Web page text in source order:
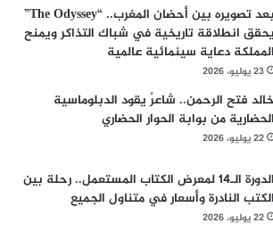
بعد تصويره بين أحضان المغرب.. “The Odyssey”
يحقق انطلاقة تاريخية في شباك التذاكر ويمنح
المملكة دعاية سينمائية عالمية
23 يوليو، 2026
خالد فتح الرحمن.. شاعرٌ يقود الدبلوماسية
الحضارية من بوابة الحوار الحضاري
22 يوليو، 2026
الدورة الـ14 لمعرض الكتاب المستعمل.. رحلة بين
الكتب النادرة وأسعار في متناول الجميع
22 يوليو، 2026